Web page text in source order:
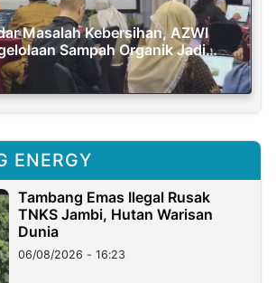
Masalah Kebersihan, AZWI
Sampah Organik Jadi
ENERGY
Tambang Emas Ilegal Rusak
TNKS Jambi, Hutan Warisan
Dunia
06/08/2026 - 16:23